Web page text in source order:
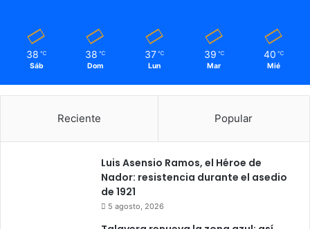
38 ℃
Sáb
38 ℃
Dom
37 ℃
Lun
39 ℃
Mar
40 ℃
Mié
Reciente Popular
Luis Asensio Ramos, el Héroe de
Nador: resistencia durante el asedio
de 1921
5 agosto, 2026